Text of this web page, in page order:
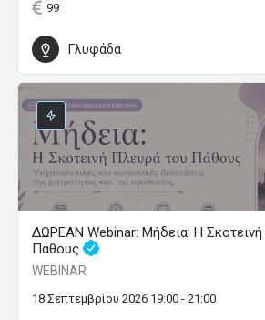
99
Γλυφάδα
ΔΩΡΕΑΝ Webinar: Μήδεια: Η
Πάθους
WEBINAR
18 Σεπτεμβρίου 2026 19:00 - 21:00